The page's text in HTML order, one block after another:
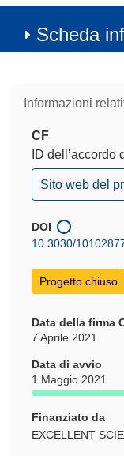
Scheda
Informazioni
CF
ID
(si
apre
una
nuova
Sito web del
DOI
10.3030/
Progetto chiuso
Data della firma
7 Aprile 2021
Data di avvio
1 Maggio 2021
Finanziato da
EXCELLENT